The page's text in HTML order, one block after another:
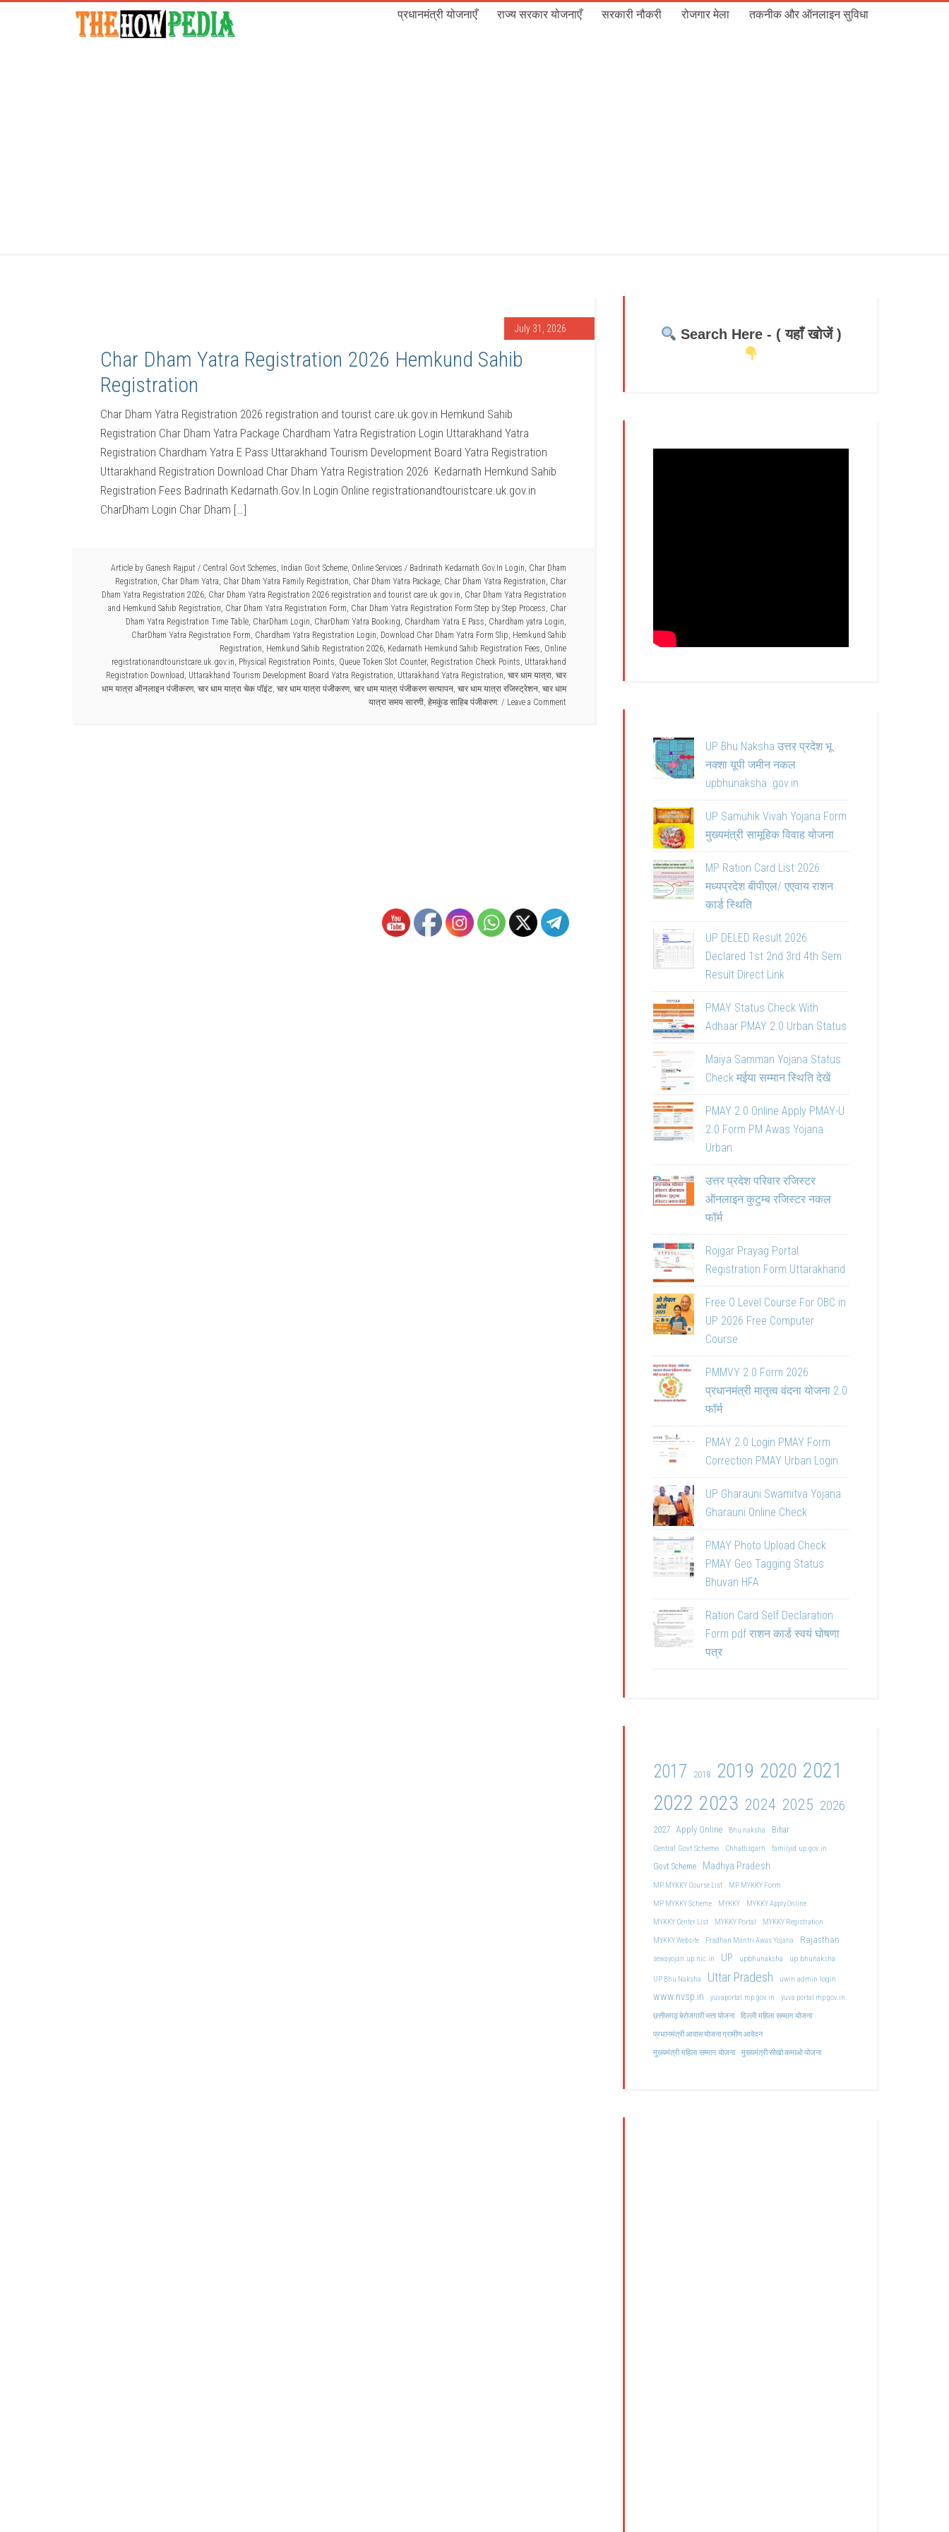
प्रधानमंत्री योजनाएँ राज्य सरकार योजनाएँ सरकारी नौकरी रोजगार मेला तकनीक और ऑनलाइन सुविधा
July 31, 2026
Char Dham Yatra Registration 2026 Hemkund Sahib
Registration
Char Dham Yatra Registration 2026 registration and tourist care.uk.gov.in Hemkund Sahib
Registration Char Dham Yatra Package Chardham Yatra Registration Login Uttarakhand Yatra
Registration Chardham Yatra E Pass Uttarakhand Tourism Development Board Yatra Registration
Uttarakhand Registration Download Char Dham Yatra Registration 2026 Kedarnath Hemkund Sahib
Registration Fees Badrinath Kedarnath.Gov.In Login Online registrationandtouristcare.uk.gov.in
CharDham Login Char Dham […]
Article by Ganesh Rajput / Central Govt Schemes, Indian Govt Scheme, Online Services / Badrinath Kedarnath.Gov.In Login, Char Dham
Registration, Char Dham Yatra, Char Dham Yatra Family Registration, Char Dham Yatra Package, Char Dham Yatra Registration, Char
Dham Yatra Registration 2026, Char Dham Yatra Registration 2026 registration and tourist care.uk.gov.in, Char Dham Yatra Registration
and Hemkund Sahib Registration, Char Dham Yatra Registration Form, Char Dham Yatra Registration Form Step by Step Process, Char
Dham Yatra Registration Time Table, CharDham Login, CharDham Yatra Booking, Chardham Yatra E Pass, Chardham yatra Login,
CharDham Yatra Registration Form, Chardham Yatra Registration Login, Download Char Dham Yatra Form Slip, Hemkund Sahib
Registration, Hemkund Sahib Registration 2026, Kedarnath Hemkund Sahib Registration Fees, Online
registrationandtouristcare.uk.gov.in, Physical Registration Points, Queue Token Slot Counter, Registration Check Points, Uttarakhand
Registration Download, Uttarakhand Tourism Development Board Yatra Registration, Uttarakhand Yatra Registration, चार धाम यात्रा, चार
धाम यात्रा ऑनलाइन पंजीकरण, चार धाम यात्रा चेक पॉइंट, चार धाम यात्रा पंजीकरण, चार धाम यात्रा पंजीकरण सत्यापन, चार धाम यात्रा रजिस्ट्रेशन, चार धाम
यात्रा समय सारणी, हेमकुंड साहिब पंजीकरण. Leave a Comment
Search Here - ( यहाँ खोजें )
UP Bhu Naksha उत्तर प्रदेश भू
नक्शा यूपी जमीन नकल
upbhunaksha .gov.in
UP Samuhik Vivah Yojana Form
मुख्यमंत्री सामूहिक विवाह योजना
MP Ration Card List 2026
मध्यप्रदेश बीपीएल/ एएवाय राशन
कार्ड स्थिति
UP DELED Result 2026
Declared 1st 2nd 3rd 4th Sem
Result Direct Link
PMAY Status Check With
Adhaar PMAY 2.0 Urban Status
Maiya Samman Yojana Status
Check मईया सम्मान स्थिति देखें
PMAY 2.0 Online Apply PMAY-U
2.0 Form PM Awas Yojana
Urban
उत्तर प्रदेश परिवार रजिस्टर
ऑनलाइन कुटुम्ब रजिस्टर नकल
फॉर्म
Rojgar Prayag Portal
Registration Form Uttarakhand
Free O Level Course For OBC in
UP 2026 Free Computer
Course
PMMVY 2.0 Form 2026
प्रधानमंत्री मातृत्व वंदना योजना 2.0
फॉर्म
PMAY 2.0 Login PMAY Form
Correction PMAY Urban Login
UP Gharauni Swamitva Yojana
Gharauni Online Check
PMAY Photo Upload Check
PMAY Geo Tagging Status
Bhuvan HFA
Ration Card Self Declaration
Form pdf राशन कार्ड स्वयं घोषणा
पत्र
2017 2018 2019 2020 2021
2022 2023 2024 2025 2026
2027 Apply Online Bhu naksha
Bihar
Central Govt Scheme
Chhattisgarh familyid.up.gov.in
Govt Scheme Madhya Pradesh
MP MYKKY Course List
MP MYKKY Form
MP MYKKY Scheme
MYKKY
MYKKY Apply Online
MYKKY Center List
MYKKY Portal
MYKKY Registration
MYKKY Website
Pradhan Mantri Awas Yojana Rajasthan
sewayojan.up.nic.in UP upbhunaksha up bhunaksha
UP Bhu Naksha Uttar Pradesh uwin admin login
www.nvsp.in yuvaportal.mp.gov.in
yuva portal mp gov.in
छत्तीसगढ़ बेरोजगारी भत्ता योजना
दिल्ली महिला सम्मान योजना
प्रधानमंत्री आवास योजना ग्रामीण आवेदन
मुख्यमंत्री महिला सम्मान योजना मुख्यमंत्री सीखो कमाओ योजना